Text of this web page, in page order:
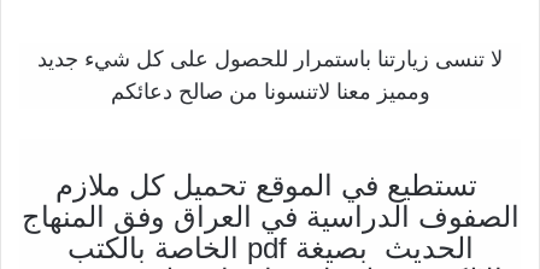
لا تنسى زيارتنا باستمرار للحصول على كل شيء جديد
ومميز معنا لاتنسونا من صالح دعائكم
تستطيع في الموقع تحميل كل ملازم
الصفوف الدراسية في العراق وفق المنهاج
الحديث بصيغة pdf الخاصة بالكتب